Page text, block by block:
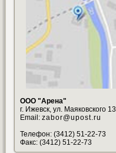
ООО "Арена"
г. Ижевск, ул. Маяковского 13
Email: zabor@upost.ru
Телефон: (3412) 51-22-73
Факс: (3412) 51-22-73